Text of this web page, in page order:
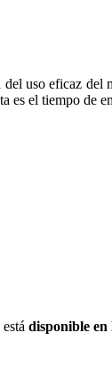
uso eficaz
el tiempo de
disponible en